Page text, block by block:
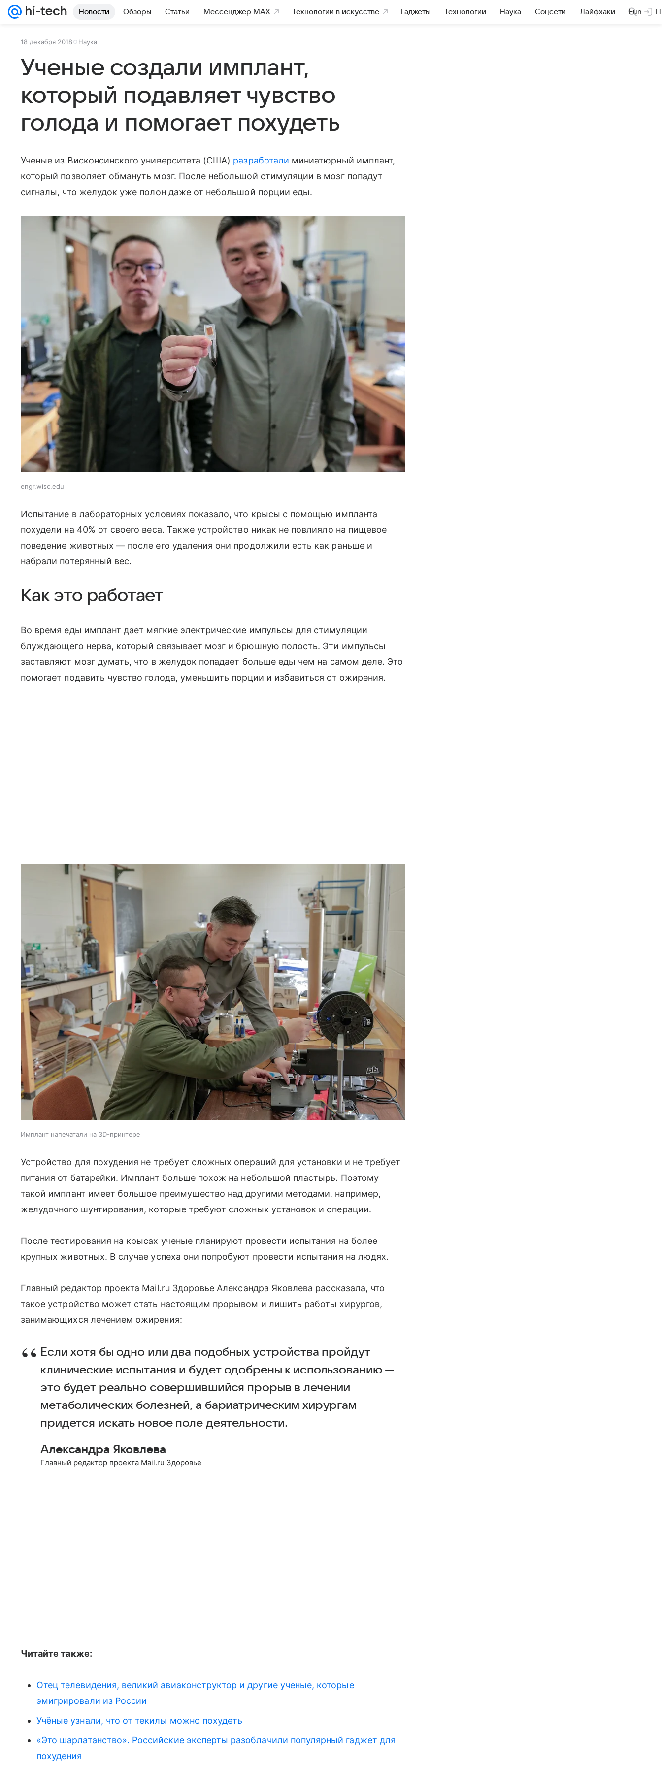
Новости Обзоры Статьи Мессенджер MAX Технологии в искусстве Гаджеты Технологии Наука Соцсети Лайфхаки Fun
18 декабря 2018 Наука
Ученые создали имплант,
который подавляет чувство
голода и помогает похудеть
Ученые из Висконсинского университета (США) разработали миниатюрный имплант,
который позволяет обмануть мозг. После небольшой стимуляции в мозг попадут
сигналы, что желудок уже полон даже от небольшой порции еды.
engr.wisc.edu
Испытание в лабораторных условиях показало, что крысы с помощью импланта
похудели на 40% от своего веса. Также устройство никак не повлияло на пищевое
поведение животных — после его удаления они продолжили есть как раньше и
набрали потерянный вес.
Как это работает
Во время еды имплант дает мягкие электрические импульсы для стимуляции
блуждающего нерва, который связывает мозг и брюшную полость. Эти импульсы
заставляют мозг думать, что в желудок попадает больше еды чем на самом деле. Это
помогает подавить чувство голода, уменьшить порции и избавиться от ожирения.
Имплант напечатали на 3D-принтере
Устройство для похудения не требует сложных операций для установки и не требует
питания от батарейки. Имплант больше похож на небольшой пластырь. Поэтому
такой имплант имеет большое преимущество над другими методами, например,
желудочного шунтирования, которые требуют сложных установок и операции.
После тестирования на крысах ученые планируют провести испытания на более
крупных животных. В случае успеха они попробуют провести испытания на людях.
Главный редактор проекта Mail.ru Здоровье Александра Яковлева рассказала, что
такое устройство может стать настоящим прорывом и лишить работы хирургов,
занимающихся лечением ожирения:
Если хотя бы одно или два подобных устройства пройдут
клинические испытания и будет одобрены к использованию —
это будет реально совершившийся прорыв в лечении
метаболических болезней, а бариатрическим хирургам
придется искать новое поле деятельности.
Александра Яковлева
Главный редактор проекта Mail.ru Здоровье
Читайте также:
Отец телевидения, великий авиаконструктор и другие ученые, которые
эмигрировали из России
Учёные узнали, что от текилы можно похудеть
«Это шарлатанство». Российские эксперты разоблачили популярный гаджет для
похудения